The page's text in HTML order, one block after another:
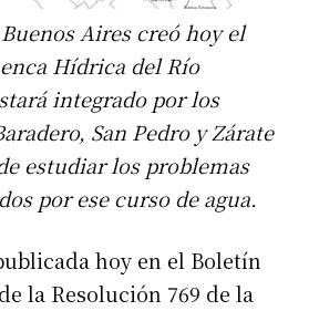
Aires creó hoy el
Hídrica del Río
integrado por los
San Pedro y Zárate
estudiar los problemas
por ese curso de agua.
hoy en el Boletín
la Resolución 769 de la